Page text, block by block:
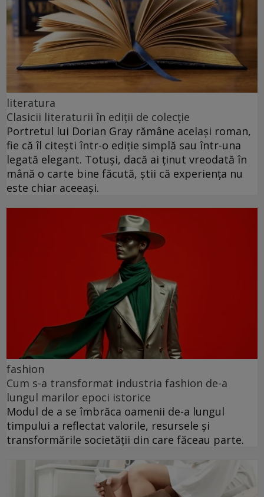
literatura
Clasicii literaturii în ediții de colecție
Portretul lui Dorian Gray rămâne același roman,
fie că îl citești într-o ediție simplă sau într-una
legată elegant. Totuși, dacă ai ținut vreodată în
mână o carte bine făcută, știi că experiența nu
este chiar aceeași.
fashion
Cum s-a transformat industria fashion de-a
lungul marilor epoci istorice
Modul de a se îmbrăca oamenii de-a lungul
timpului a reflectat valorile, resursele și
transformările societății din care făceau parte.